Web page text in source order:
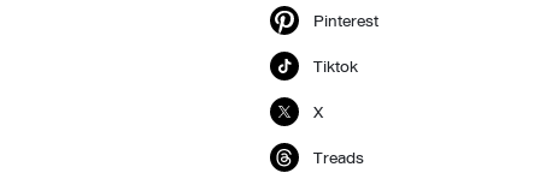
Pinterest
Tiktok
X
Treads